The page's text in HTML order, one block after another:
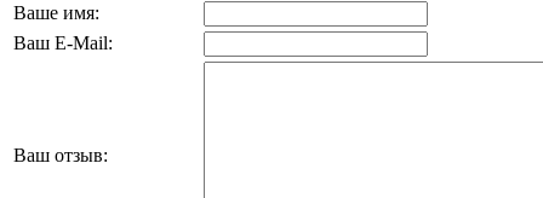
Ваше имя:
Ваш E-Mail:
Ваш отзыв: